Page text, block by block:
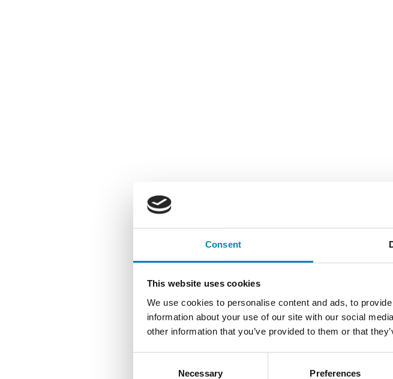
Consent
This website uses cookies
We use cookies to personalise content and ads, to
information about your use of our site with our social
other information that you’ve provided to them or that
Necessary Preferences